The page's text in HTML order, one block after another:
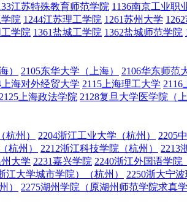
江苏特殊教育师范学院 1136南京工业职
院 1244江苏理工学院 1261苏州大学
学院 1361盐城工学院 1362盐城师范学院
） 2105东华大学（上海） 2106华东师范
上海对外经贸大学 2115上海理工大学 2116
2125上海政法学院 2128复旦大学医学院（上
杭州） 2204浙江工业大学（杭州） 2205
杭州） 2212浙江科技学院（杭州） 2213
州大学 2231嘉兴学院 2240浙江外国语学院
江大学城市学院）（杭州） 2250浙大宁
） 2275湖州学院（原湖州师范学院求真